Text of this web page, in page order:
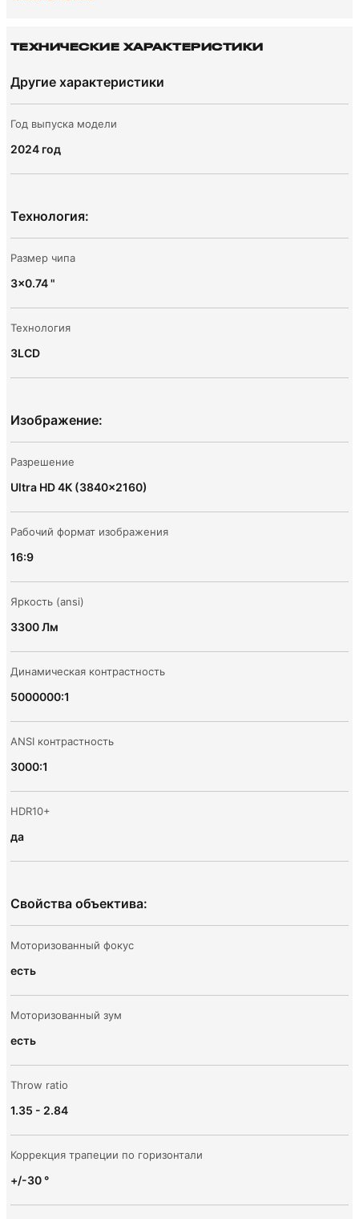
ТЕХНИЧЕСКИЕ ХАРАКТЕРИСТИКИ
Другие характеристики
Год выпуска модели
2024 год
Технология:
Размер чипа
3x0.74 "
Технология
3LCD
Изображение:
Разрешение
Ultra HD 4K (3840x2160)
Рабочий формат изображения
16:9
Яркость (ansi)
3300 Лм
Динамическая контрастность
5000000:1
ANSI контрастность
3000:1
HDR10+
да
Свойства объектива:
Моторизованный фокус
есть
Моторизованный зум
есть
Throw ratio
1.35 - 2.84
Коррекция трапеции по горизонтали
+/-30 °